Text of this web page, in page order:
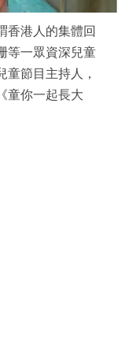
香港人的集體回
等一眾資深兒童
童節目主持人，
童你一起長大